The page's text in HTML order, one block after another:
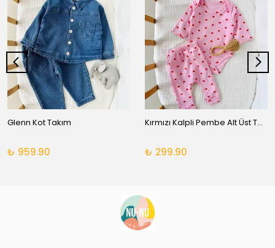
Glenn Kot Takım
₺ 959.90
Kırmızı Kalpli Pembe Alt Üst Takım
₺ 299.90